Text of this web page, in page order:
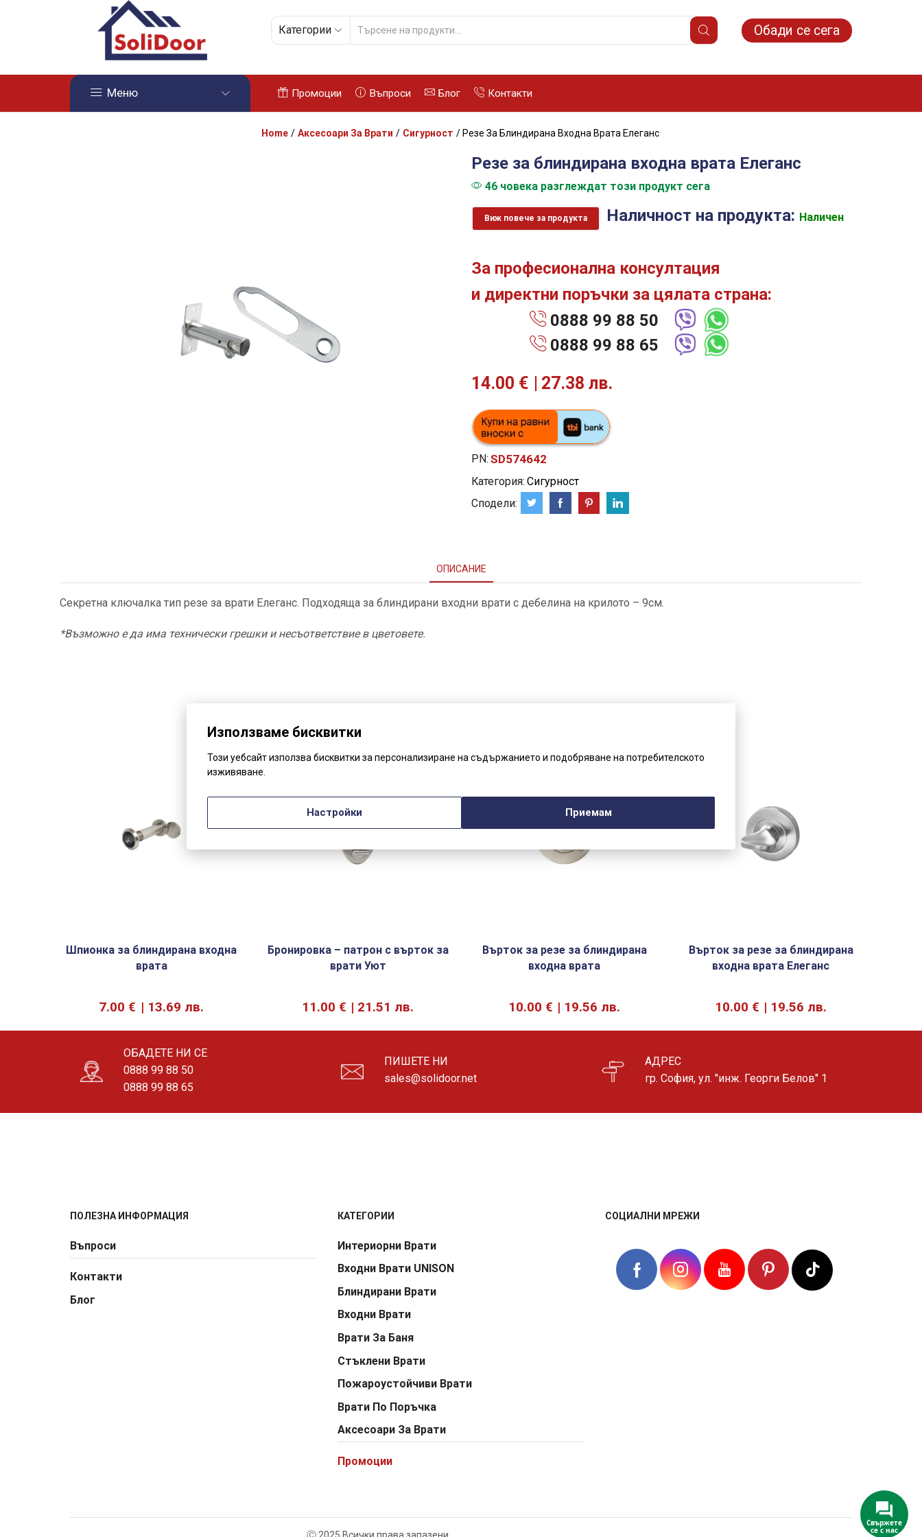
Категории Обади се сега
Меню Промоции Въпроси Блог Контакти
Home / Аксесоари За Врати / Сигурност / Резе За Блиндирана Входна Врата Елеганс
Резе за блиндирана входна врата Елеганс
46 човека разглеждат този продукт сега
Виж повече за продукта Наличност на продукта: Наличен
За професионална консултация
и директни поръчки за цялата страна:
0888 99 88 50
0888 99 88 65
14.00 € 27.38 лв.
PN: SD574642
Категория: Сигурност
Сподели:
ОПИСАНИЕ
Секретна ключалка тип резе за врати Елеганс. Подходяща за блиндирани входни врати с дебелина на крилото – 9см.
*Възможно е да има технически грешки и несъответствие в цветовете.
Шпионка за блиндирана входна
врата
7.00 € 13.69 лв.
Бронировка – патрон с върток за
врати Уют
11.00 € 21.51 лв.
Върток за резе за блиндирана
входна врата
10.00 € 19.56 лв.
Върток за резе за блиндирана
входна врата Елеганс
10.00 € 19.56 лв.
ОБАДЕТЕ НИ СЕ
0888 99 88 50
0888 99 88 65
ПИШЕТЕ НИ
sales@solidoor.net
АДРЕС
гр. София, ул. "инж. Георги Белов" 1
ПОЛЕЗНА ИНФОРМАЦИЯ
Въпроси
Контакти
Блог
КАТЕГОРИИ
Интериорни Врати
Входни Врати UNISON
Блиндирани Врати
Входни Врати
Врати За Баня
Стъклени Врати
Пожароустойчиви Врати
Врати По Поръчка
Аксесоари За Врати
Промоции
СОЦИАЛНИ МРЕЖИ
Ⓒ 2025 Всички права запазени.
Свържете
се с нас
Използваме бисквитки
Този уебсайт използва бисквитки за персонализиране на съдържанието и подобряване на потребителското
изживяване.
Настройки Приемам